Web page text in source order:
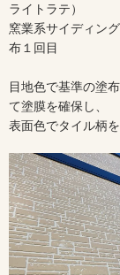
ライトラテ）
窯業系サイディン
布１回目
目地色で基準の塗
て塗膜を確保し、
表面色でタイル柄